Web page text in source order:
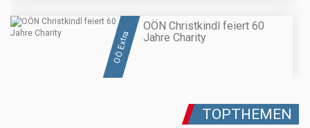
OÖ Extra
OÖN Christkindl feiert 60
Jahre Charity
TOPTHEMEN